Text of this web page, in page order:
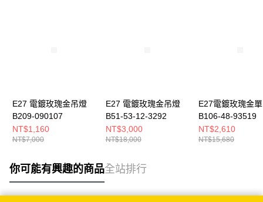
E27 電鍍玫瑰金吊燈
B209-090107
NT$1,160
NT$7,000
E27 電鍍玫瑰金吊燈
B51-53-12-3292
NT$3,000
NT$18,000
E27電鍍玫瑰金
B106-48-93519
NT$2,610
NT$15,680
你可能有興趣的商品全站排行